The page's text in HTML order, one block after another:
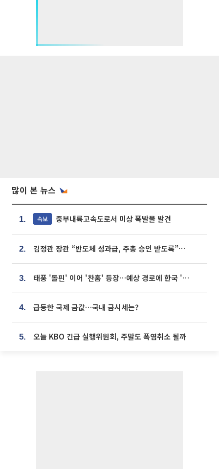
많이 본 뉴스
1. 속보 중부내륙고속도로서 미상 폭발물 발견
2. 김정관 장관 “반도체 성과급, 주총 승인 받도록”…상법·자본시장법 개정 시사
3. 태풍 '돌핀' 이어 '찬홈' 등장…예상 경로에 한국 '한숨'
4. 급등한 국제 금값…국내 금시세는?
5. 오늘 KBO 긴급 실행위원회, 주말도 폭염취소 될까